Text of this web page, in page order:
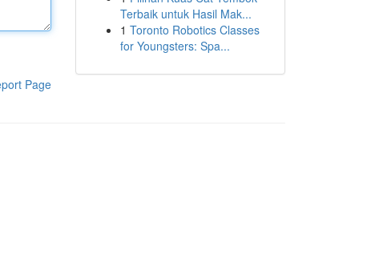
Page
Terbaik untuk Hasil Mak...
1 Toronto Robotics Classes
for Youngsters: Spa...